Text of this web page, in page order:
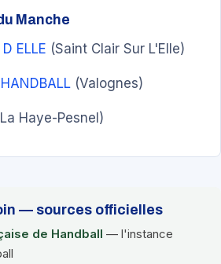
Manche
ELLE (Saint Clair Sur L'Elle)
(Valognes)
Haye-Pesnel)
— sources officielles
de Handball — l'instance